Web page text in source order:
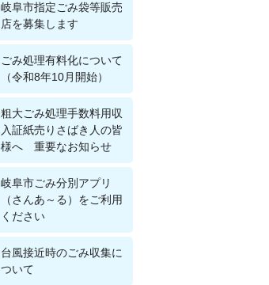
岐阜市指定ごみ袋等販売
店を募集します
ごみ処理有料化について
（令和8年10月開始）
粗大ごみ処理手数料用収
入証紙売りさばき人の皆
様へ 重要なお知らせ
岐阜市ごみ分別アプリ
（さんあ～る）をご利用
ください
台風接近時のごみ収集に
ついて